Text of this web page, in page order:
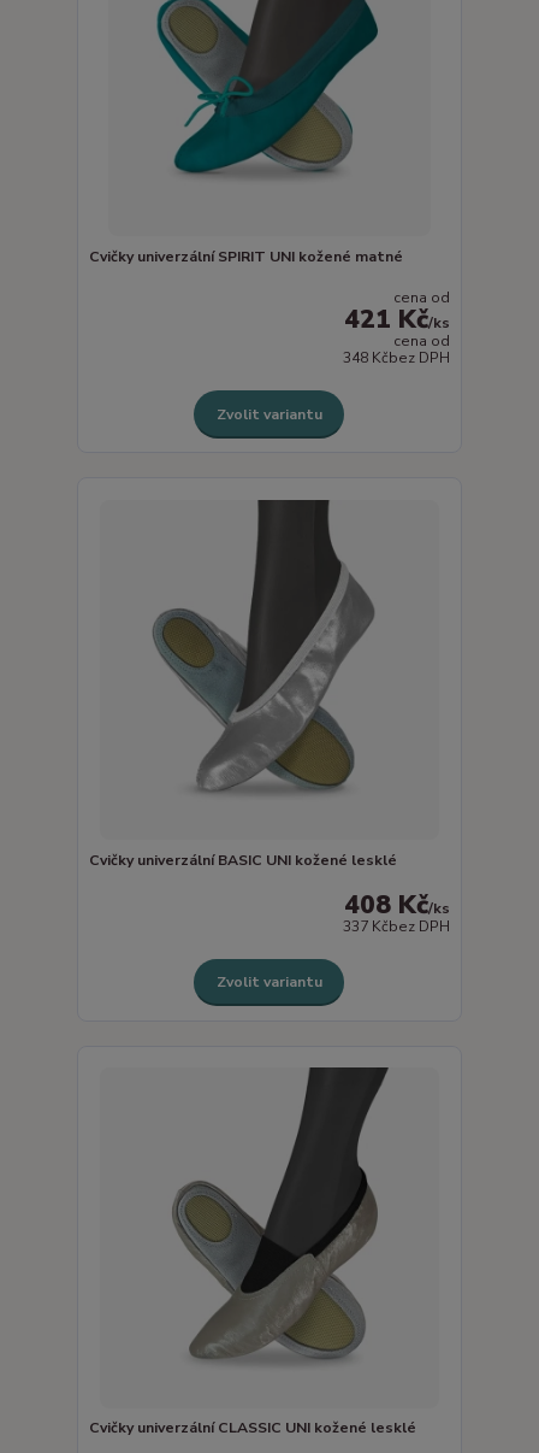
Cvičky univerzální SPIRIT UNI kožené matné
cena od
421 Kč/ks
cena od
348 Kčbez DPH
Zvolit variantu
Cvičky univerzální BASIC UNI kožené lesklé
408 Kč/ks
337 Kčbez DPH
Zvolit variantu
Cvičky univerzální CLASSIC UNI kožené lesklé